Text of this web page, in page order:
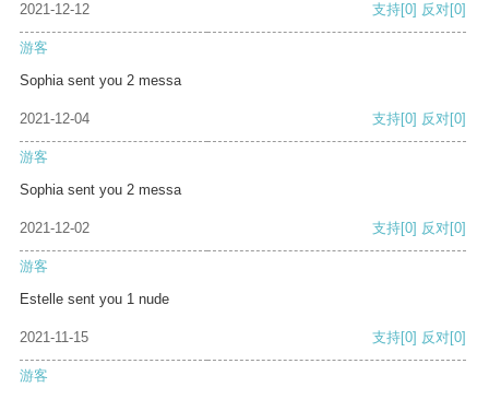
2021-12-12 支持[0] 反对[0]
游客
Sophia sent you 2 messa
2021-12-04 支持[0] 反对[0]
游客
Sophia sent you 2 messa
2021-12-02 支持[0] 反对[0]
游客
Estelle sent you 1 nude
2021-11-15 支持[0] 反对[0]
游客